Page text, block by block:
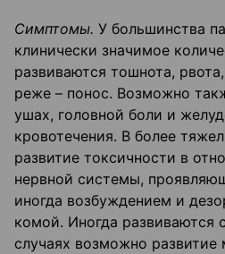
Симптомы. У большинства
клинически значимое
развиваются тошнота,
реже – понос. Возможно
ушах, головной боли и
кровотечения. В более
развитие токсичности в
нервной системы,
иногда возбуждением и
комой. Иногда развиваются
случаях возможно развитие